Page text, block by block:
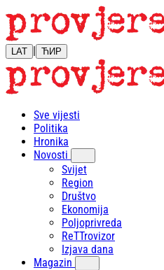
LAT | ЋИР
Sve vijesti
Politika
Hronika
Novosti
Svijet
Region
Društvo
Ekonomija
Poljoprivreda
ReTTrovizor
Izjava dana
Magazin